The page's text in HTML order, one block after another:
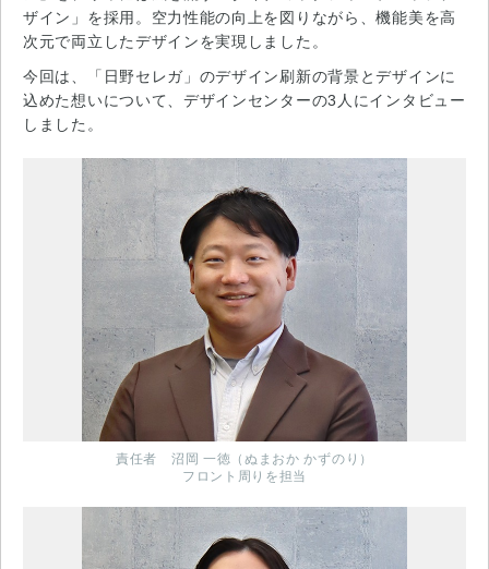
ザイン」を採用。空力性能の向上を図りながら、機能美を高
次元で両立したデザインを実現しました。
今回は、「日野セレガ」のデザイン刷新の背景とデザインに
込めた想いについて、デザインセンターの3人にインタビュー
しました。
責任者 沼岡 一徳（ぬまおか かずのり）
フロント周りを担当